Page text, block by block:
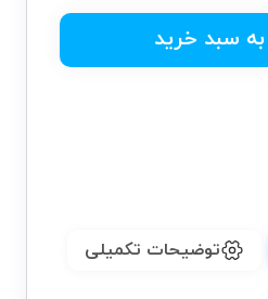
سبد خرید
توضیحات تکمیلی